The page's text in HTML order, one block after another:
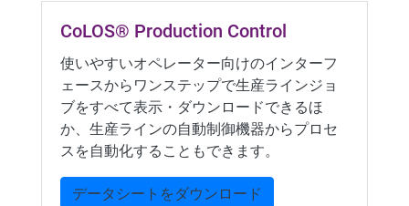
CoLOS® Production Control
使いやすいオペレーター向けのインターフ
ェースからワンステップで生産ラインジョ
ブをすべて表示・ダウンロードできるほ
か、生産ラインの自動制御機器からプロセ
スを自動化することもできます。
データシートをダウンロード